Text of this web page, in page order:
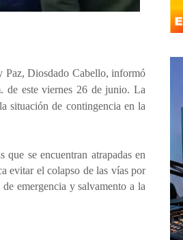
Paz, Diosdado Cabello, informó
de este viernes 26 de junio. La
situación de contingencia en la
se encuentran atrapadas en
evitar el colapso de las vías por
emergencia y salvamento a la